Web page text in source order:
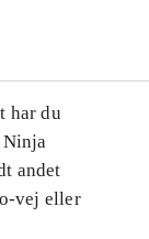
har du
Ninja
andet
vej eller